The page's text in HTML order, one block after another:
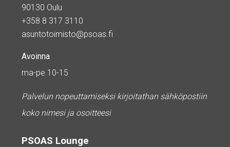
90130 Oulu
+358 8 317 3110
asuntotoimisto@psoas.fi
Avoinna
ma-pe 10-15
Palvelun nopeuttamiseksi kirjoitathan sähköpostiin
koko nimesi ja osoitteesi
PSOAS Lounge